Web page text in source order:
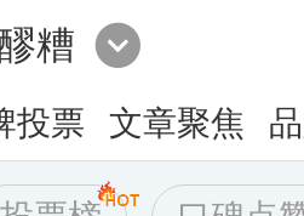
糟
投票 文章聚焦